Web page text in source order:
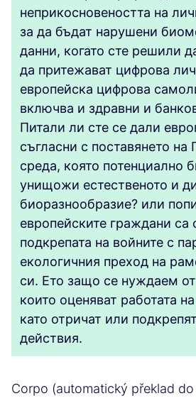
неприкосновеността на
за да бъдат нарушени
данни, когато сте решили
да притежават цифрова
европейска цифрова
включва и здравни и
Питали ли сте се дали
съгласни с поставянето
среда, която потенциално
унищожи естественото и
биоразнообразие? или
европейските граждани са
подкрепата на войните с
екологичния преход на
си. Ето защо се нуждаем
които оценяват работата
като отричат или
действия.
Corpo (automatický překlad